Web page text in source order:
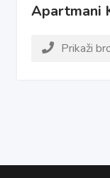
Apartmani
Prikaži